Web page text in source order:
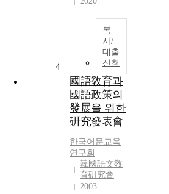
복
사/
대출
신청
4
國語敎育과
國語政策의
發展을 위한
硏究發表會
한국어문교육
연구회
韓國語文敎
育硏究會
2003